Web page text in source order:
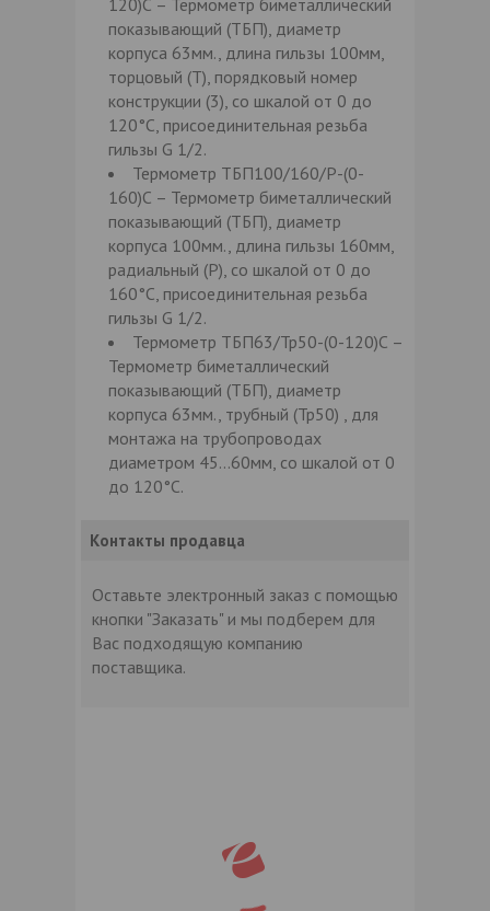
показывающий (ТБП), диаметр
корпуса 63мм., длина гильзы 100мм,
торцовый (Т), порядковый номер
конструкции (3), со шкалой от 0 до
120°С, присоединительная резьба
гильзы G 1/2.
Термометр ТБП100/160/Р-(0-
160)С – Термометр биметаллический
показывающий (ТБП), диаметр
корпуса 100мм., длина гильзы 160мм,
радиальный (Р), со шкалой от 0 до
160°С, присоединительная резьба
гильзы G 1/2.
Термометр ТБП63/Тр50-(0-120)С –
Термометр биметаллический
показывающий (ТБП), диаметр
корпуса 63мм., трубный (Тр50) , для
монтажа на трубопроводах
диаметром 45…60мм, со шкалой от 0
до 120°С.
Контакты продавца
Оставьте электронный заказ с помощью
кнопки "Заказать" и мы подберем для
Вас подходящую компанию
поставщика.